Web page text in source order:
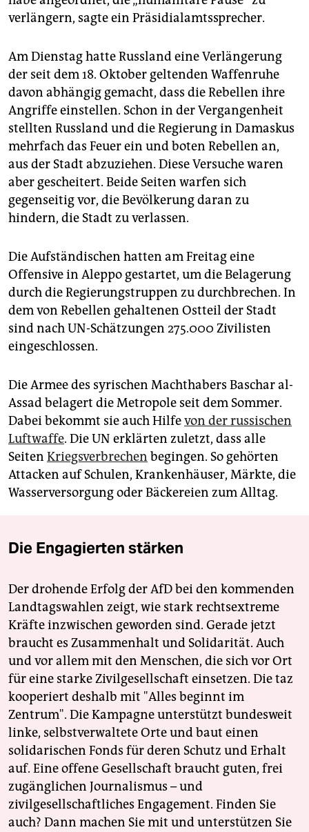
verlängern, sagte ein Präsidialamtssprecher.
Am Dienstag hatte Russland eine Verlängerung
der seit dem 18. Oktober geltenden Waffenruhe
davon abhängig gemacht, dass die Rebellen ihre
Angriffe einstellen. Schon in der Vergangenheit
stellten Russland und die Regierung in Damaskus
mehrfach das Feuer ein und boten Rebellen an,
aus der Stadt abzuziehen. Diese Versuche waren
aber gescheitert. Beide Seiten warfen sich
gegenseitig vor, die Bevölkerung daran zu
hindern, die Stadt zu verlassen.
Die Aufständischen hatten am Freitag eine
Offensive in Aleppo gestartet, um die Belagerung
durch die Regierungstruppen zu durchbrechen. In
dem von Rebellen gehaltenen Ostteil der Stadt
sind nach UN-Schätzungen 275.000 Zivilisten
eingeschlossen.
Die Armee des syrischen Machthabers Baschar al-
Assad belagert die Metropole seit dem Sommer.
Dabei bekommt sie auch Hilfevon der russischen
Luftwaffe. Die UN erklärten zuletzt, dass alle
Seiten Kriegsverbrechen begingen. So gehörten
Attacken auf Schulen, Krankenhäuser, Märkte, die
Wasserversorgung oder Bäckereien zum Alltag.
Die Engagierten stärken
Der drohende Erfolg der AfD bei den kommenden
Landtagswahlen zeigt, wie stark rechtsextreme
Kräfte inzwischen geworden sind. Gerade jetzt
braucht es Zusammenhalt und Solidarität. Auch
und vor allem mit den Menschen, die sich vor Ort
für eine starke Zivilgesellschaft einsetzen. Die taz
kooperiert deshalb mit "Alles beginnt im
Zentrum". Die Kampagne unterstützt bundesweit
linke, selbstverwaltete Orte und baut einen
solidarischen Fonds für deren Schutz und Erhalt
auf. Eine offene Gesellschaft braucht guten, frei
zugänglichen Journalismus – und
zivilgesellschaftliches Engagement. Finden Sie
auch? Dann machen Sie mit und unterstützen Sie